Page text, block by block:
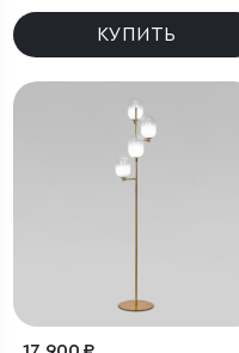
плафоном
КУПИТЬ